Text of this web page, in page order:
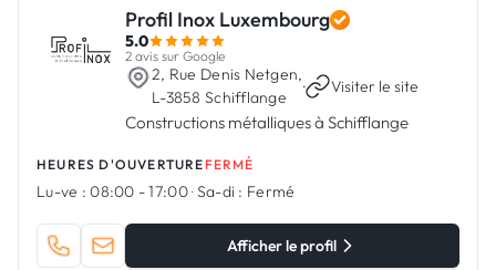
Profil Inox Luxembourg
5.0
2 avis sur Google
2, Rue Denis Netgen,
L-3858 Schifflange
· Visiter le site
Constructions métalliques à Schifflange
HEURES D'OUVERTURE FERMÉ
Lu-ve : 08:00 - 17:00·Sa-di : Fermé
Afficher le profil